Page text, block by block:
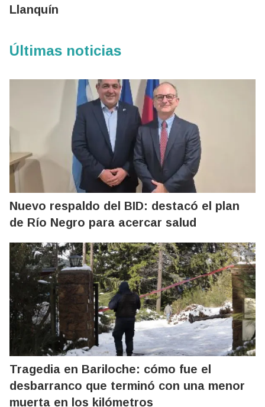
Llanquín
Últimas noticias
Nuevo respaldo del BID: destacó el plan
de Río Negro para acercar salud
Tragedia en Bariloche: cómo fue el
desbarranco que terminó con una menor
muerta en los kilómetros